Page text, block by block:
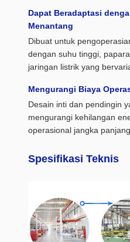
Dapat Beradaptasi
Menantang
Dibuat untuk
dengan suhu tinggi,
jaringan listrik yang
Mengurangi Biaya
Desain inti dan pendingin
mengurangi kehilangan
operasional jangka panjang.
Spesifikasi Teknis